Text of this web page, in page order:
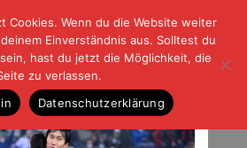
Fußball und der Rest
IMPRESSUM |DATENSCHUTZ
Uhr
Cookies. Wenn du die Website weiter
Einverständnis aus. Solltest du
hast du jetzt die Möglichkeit, die
zu verlassen.
Datenschutzerklärung